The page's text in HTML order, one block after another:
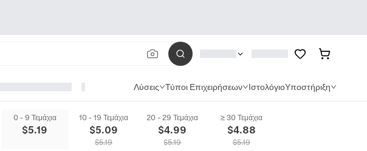
Λύσεις Τύποι Επιχειρήσεων ΙστολόγιοΥποστήριξη
0 - 9 Τεμάχια
$5.19
10 - 19 Τεμάχια
$5.09
$5.19
20 - 29 Τεμάχια
$4.99
$5.19
≥ 30 Τεμάχια
$4.88
$5.19